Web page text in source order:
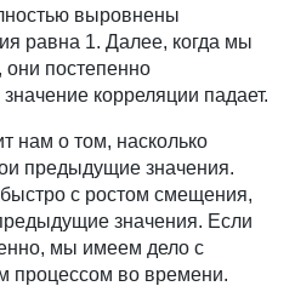
выровнены
равна 1. Далее, когда мы
они постепенно
корреляции падает.
нам о том, насколько
предыдущие значения.
с ростом смещения,
значения. Если
мы имеем дело с
процессом во времени.